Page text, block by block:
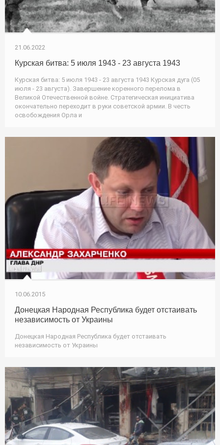
21.06.2022
Курская битва: 5 июля 1943 - 23 августа 1943
Курская битва: 5 июля 1943 - 23 августа 1943 Курская дуга (05
июля - 23 августа). Завершение коренного перелома в
Великой Отечественной войне. Стратегическая инициатива
окончательно переходит в руки советской армии. В честь
освобождения Орла и
10.06.2015
Донецкая Народная Республика будет отстаивать
независимость от Украины
Донецкая Народная Республика будет отстаивать
независимость от Украины